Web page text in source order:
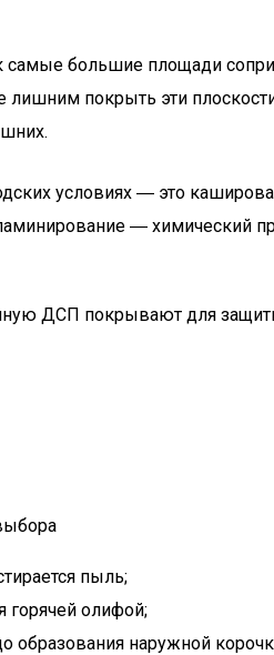
большие площади
лишним покрыть эти
условиях ― это
― химический
ДСП покрывают для
пыль;
горячей олифой;
образования наружной